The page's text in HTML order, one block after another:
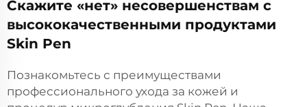
Скажите «нет» несовершенствам с
высококачественными продуктами
Skin Pen
Познакомьтесь с преимуществами
профессионального ухода за кожей и